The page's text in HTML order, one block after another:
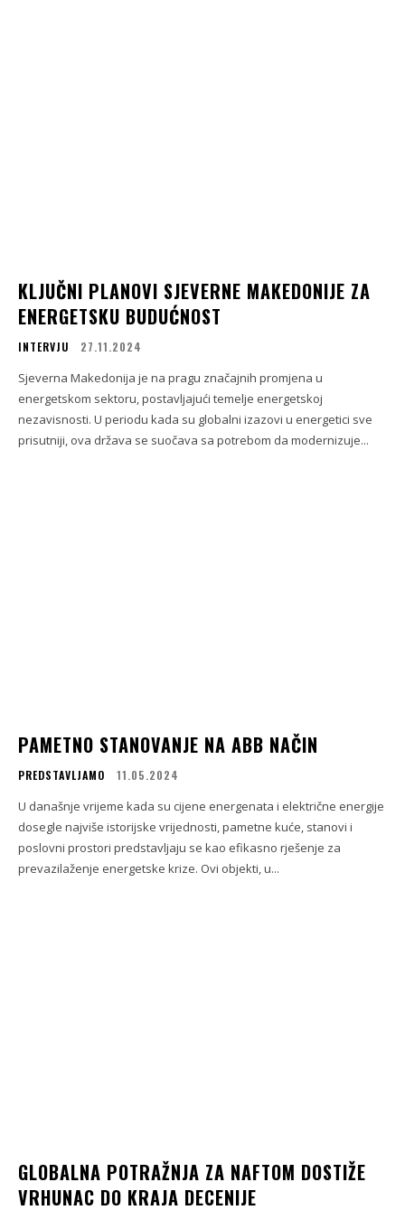
KLJUČNI PLANOVI SJEVERNE MAKEDONIJE ZA
ENERGETSKU BUDUĆNOST
INTERVJU 27.11.2024
Sjeverna Makedonija je na pragu značajnih promjena u
energetskom sektoru, postavljajući temelje energetskoj
nezavisnosti. U periodu kada su globalni izazovi u energetici sve
prisutniji, ova država se suočava sa potrebom da modernizuje...
PAMETNO STANOVANJE NA ABB NAČIN
PREDSTAVLJAMO 11.05.2024
U današnje vrijeme kada su cijene energenata i električne energije
dosegle najviše istorijske vrijednosti, pametne kuće, stanovi i
poslovni prostori predstavljaju se kao efikasno rješenje za
prevazilaženje energetske krize. Ovi objekti, u...
GLOBALNA POTRAŽNJA ZA NAFTOM DOSTIŽE
VRHUNAC DO KRAJA DECENIJE